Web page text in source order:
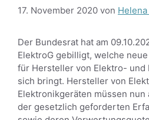
17. November 2020 von
Der Bundesrat hat am
ElektroG gebilligt, welche
für Hersteller von Elektro- und
sich bringt. Hersteller von
Elektronikgeräten müssen
der gesetzlich geforderten